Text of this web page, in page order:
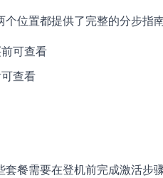
位置都提供了完整的分步指南
可查看
查看
餐需要在登机前完成激活步